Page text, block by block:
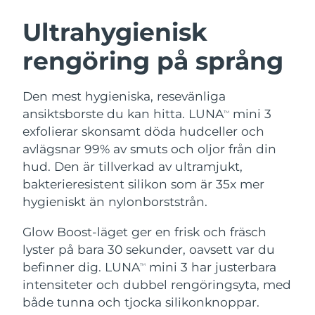
Ultrahygienisk
rengöring på språng
Den mest hygieniska, resevänliga
ansiktsborste du kan hitta. LUNATM
mini 3
exfolierar skonsamt döda hudceller och
avlägsnar 99% av smuts och oljor från din
hud. Den är tillverkad av ultramjukt,
bakterieresistent silikon som är 35x mer
hygieniskt än nylonborststrån.
Glow Boost-läget ger en frisk och fräsch
lyster på bara 30 sekunder, oavsett var du
befinner dig. LUNATM
mini 3 har justerbara
intensiteter och dubbel rengöringsyta, med
både tunna och tjocka silikonknoppar.
LUNA™ 4-paket
Anti-aging massage
LUNA™ 4 Plus
Massage, LED heating
LUNA™ 4 Men
For men, anti-aging massage
BEAR™ 2-paket
Microcurrent toning
BEAR™ 2 go
Microcurrent toning on-the-go
BEAR™ 2 eyes & lips
Microcurrent line smoothing device
Återfuktning
UFO™ 3-paket
Deep facial hydration
UFO™ 3 LED
Near-infrared and red light therapy
device
Munvård
issa™ 4
Hybrid silicone sonic toothbrush
issa™ 4 plus
Smart hybrid silicone sonic toothbrush
FAQ™ ANTI-AGING-BEHANDLING
Anti-aging LED-behandlingar
NEW
Österrike Förväntad leverans
Bahrain Förväntad leverans8/9/26
Belgien
Bermuda Förväntad leverans8/14/26
Bosnien och
Hercegovina
Förväntad leverans
Brunei Förväntad leverans
Bulgarien Förväntad leverans8/8/26
Kanada Förväntad leverans8/12/26
Chile Förväntad leverans